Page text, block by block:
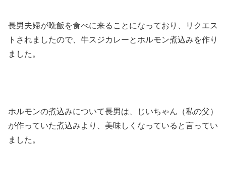
長男夫婦が晩飯を食べに来ることになっており、リクエス
トされましたので、牛スジカレーとホルモン煮込みを作り
ました。
ホルモンの煮込みについて長男は、じいちゃん（私の父）
が作っていた煮込みより、美味しくなっていると言ってい
ました。